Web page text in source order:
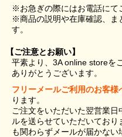
※お急ぎの際にはお電話にて
※商品の説明や在庫確認、ま
す。
【ご注意とお願い】
平素より、3A online storeを
ありがとうございます。
フリーメールご利用のお客様
ります。
ご注文をいただいた翌営業
ルを送らせていただいてお
も関わらずメールが届かない